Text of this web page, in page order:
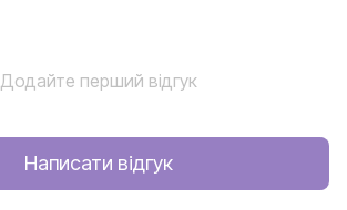
Додайте перший відгук
Написати відгук